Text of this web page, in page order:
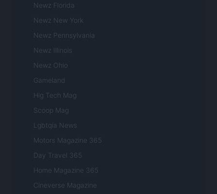
Newz Florida
Newz New York
Newz Pennsylvania
Newz Illinois
Newz Ohio
Gameland
Hig Tech Mag
Scoop Mag
Lgbtqia News
Motors Magazine 365
Day Travel 365
Home Magazine 365
Cineverse Magazine